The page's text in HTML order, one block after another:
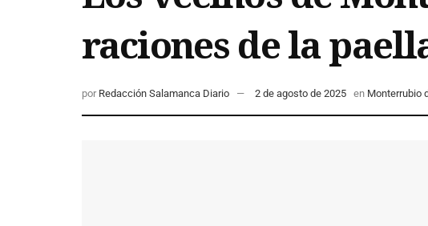
raciones de la
por Redacción Salamanca Diario 2 de agosto de 2025 en Monterrubio